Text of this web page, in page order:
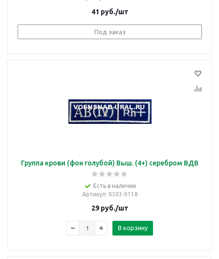
41 руб./шт
Под заказ
Группа крови (фон голубой) Выш. (4+) серебром ВДВ
Есть в наличии
Артикул: 0503-0118
29руб./шт
В корзину